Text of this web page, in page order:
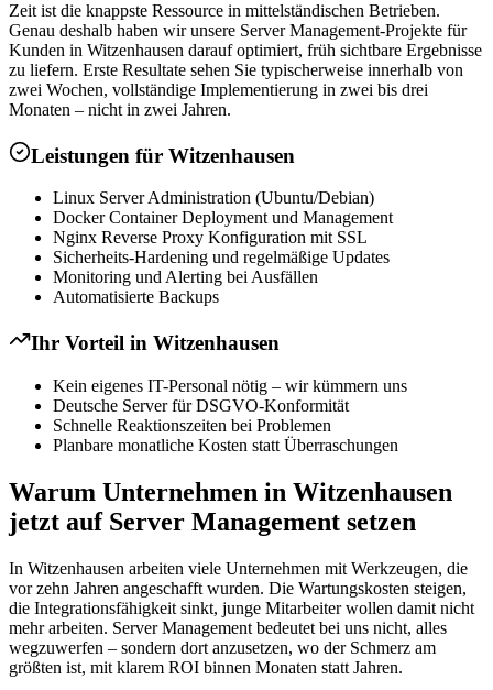
Zeit ist die knappste Ressource in mittelständischen Betrieben.
Genau deshalb haben wir unsere Server Management-Projekte für
Kunden in Witzenhausen darauf optimiert, früh sichtbare Ergebnisse
zu liefern. Erste Resultate sehen Sie typischerweise innerhalb von
zwei Wochen, vollständige Implementierung in zwei bis drei
Monaten – nicht in zwei Jahren.
Leistungen für Witzenhausen
Linux Server Administration (Ubuntu/Debian)
Docker Container Deployment und Management
Nginx Reverse Proxy Konfiguration mit SSL
Sicherheits-Hardening und regelmäßige Updates
Monitoring und Alerting bei Ausfällen
Automatisierte Backups
Ihr Vorteil in Witzenhausen
Kein eigenes IT-Personal nötig – wir kümmern uns
Deutsche Server für DSGVO-Konformität
Schnelle Reaktionszeiten bei Problemen
Planbare monatliche Kosten statt Überraschungen
Warum Unternehmen in Witzenhausen
jetzt auf Server Management setzen
In Witzenhausen arbeiten viele Unternehmen mit Werkzeugen, die
vor zehn Jahren angeschafft wurden. Die Wartungskosten steigen,
die Integrationsfähigkeit sinkt, junge Mitarbeiter wollen damit nicht
mehr arbeiten. Server Management bedeutet bei uns nicht, alles
wegzuwerfen – sondern dort anzusetzen, wo der Schmerz am
größten ist, mit klarem ROI binnen Monaten statt Jahren.